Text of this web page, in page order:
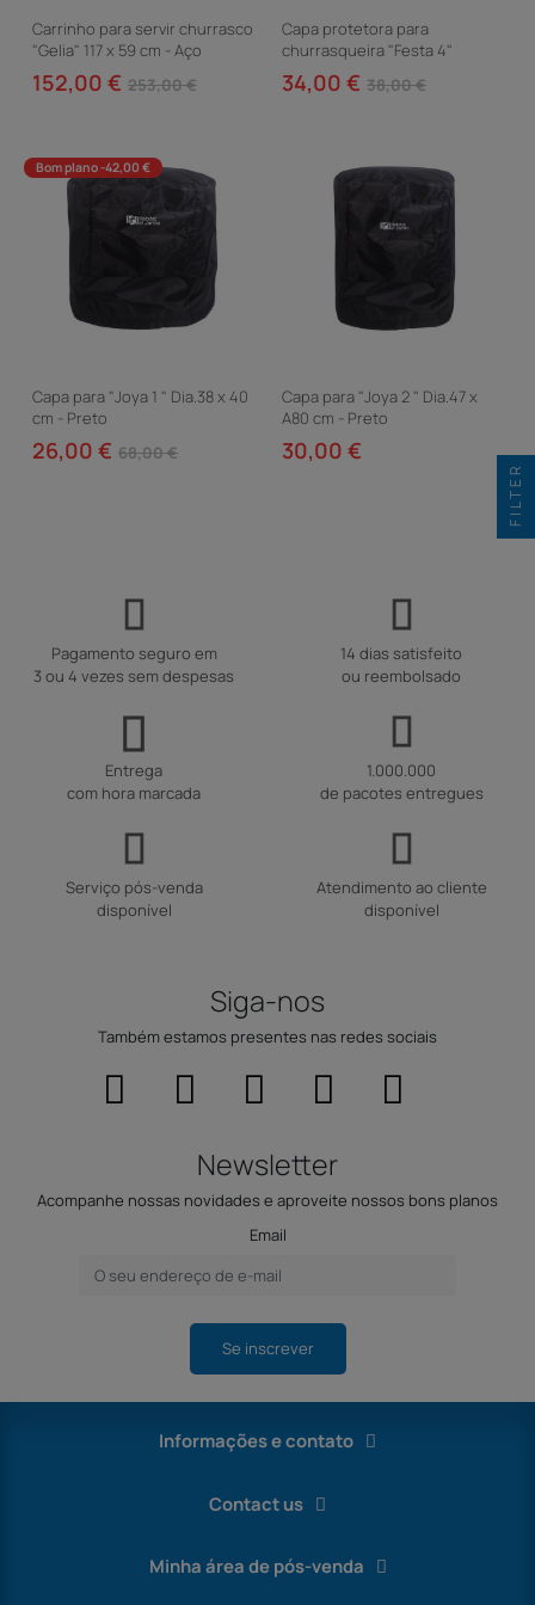
Carrinho para servir churrasco
"Gelia" 117 x 59 cm - Aço
inoxidável - Preto
152,00 € 253,00 €
Capa protetora para
churrasqueira "Festa 4"
-107x52 cm - Preta
34,00 € 38,00 €
Bom plano -42,00 €
Capa para "Joya 1 " Dia.38 x 40
cm - Preto
26,00 € 68,00 €
Capa para "Joya 2 " Dia.47 x
A80 cm - Preto
30,00 €
Pagamento seguro em
3 ou 4 vezes sem despesas
14 dias satisfeito
ou reembolsado
Entrega
com hora marcada
1.000.000
de pacotes entregues
Serviço pós-venda
disponível
Atendimento ao cliente
disponível
Siga-nos
Também estamos presentes nas redes sociais
Newsletter
Acompanhe nossas novidades e aproveite nossos bons planos
Email
Se inscrever
Informações e contato
Contact us
Minha área de pós-venda
FILTER